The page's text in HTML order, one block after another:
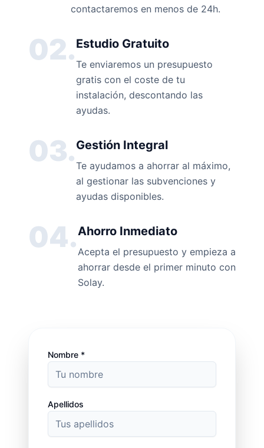
contactaremos en menos de 24h.
02.Estudio Gratuito
Te enviaremos un presupuesto
gratis con el coste de tu
instalación, descontando las
ayudas.
03.Gestión Integral
Te ayudamos a ahorrar al máximo,
al gestionar las subvenciones y
ayudas disponibles.
04.Ahorro Inmediato
Acepta el presupuesto y empieza a
ahorrar desde el primer minuto con
Solay.
Nombre *
Apellidos